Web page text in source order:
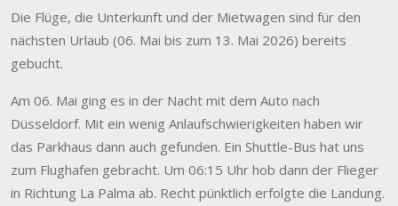
Die Flüge, die Unterkunft und der Mietwagen sind für den
nächsten Urlaub (06. Mai bis zum 13. Mai 2026) bereits
gebucht.
Am 06. Mai ging es in der Nacht mit dem Auto nach
Düsseldorf. Mit ein wenig Anlaufschwierigkeiten haben wir
das Parkhaus dann auch gefunden. Ein Shuttle-Bus hat uns
zum Flughafen gebracht. Um 06:15 Uhr hob dann der Flieger
in Richtung La Palma ab. Recht pünktlich erfolgte die Landung.